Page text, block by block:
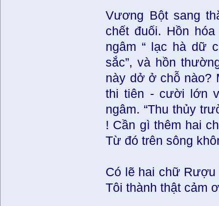
Vương Bột sang
chết đuối. Hồn
ngâm “ lạc hà dữ
sắc”, và hồn
này dở ở chỗ nào?
thi tiên - cười lớn
ngâm. “Thu thủy
! Cần gì thêm hai
Từ đó trên sông
Có lẽ hai chữ
Tôi thành thật cảm